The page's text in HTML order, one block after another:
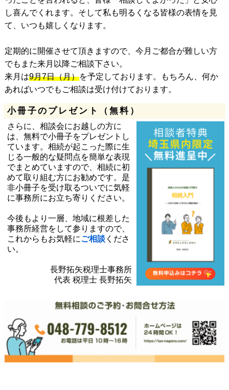
し喜んでくれます。そして私も明るくなる皆様の表情を見
て、いつも嬉しくなります。
定期的に開催させて頂きますので、今月ご都合が難しい方
でもまた来月以降ご相談下さい。
来月は9月7日（月）を予定しております。もちろん、何か
あればいつでもご相談は受け付けております。
小冊子のプレゼント（無料）
さらに、相談会にお越しの方に
は、無料で小冊子をプレゼントし
ています。相続が起こった際に生
じる一般的な疑問点を簡単な表現
でまとめていますので、相続に初
めて取り組む方にお勧めです。是
非小冊子を受け取るついでに気軽
に事務所にお立ち寄りください。
今後もより一層、地域に根差した
事務所経営をして参りますので、
これからもお気軽にご相談くださ
い。
長野拓矢税理士事務所
代表 税理士 長野拓矢